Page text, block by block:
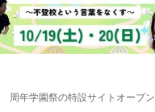
周年学園祭の特設サイトオープン